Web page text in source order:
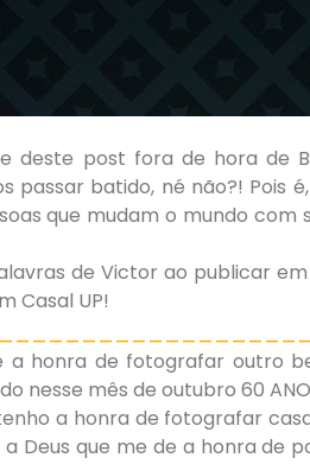
deste post fora de hora de
passar batido, né não?! Pois
que mudam o mundo
de Victor ao publicar
Casal UP!
a honra de fotografar outro
nesse mês de outubro 60
a honra de fotografar
Deus que me de a honra de